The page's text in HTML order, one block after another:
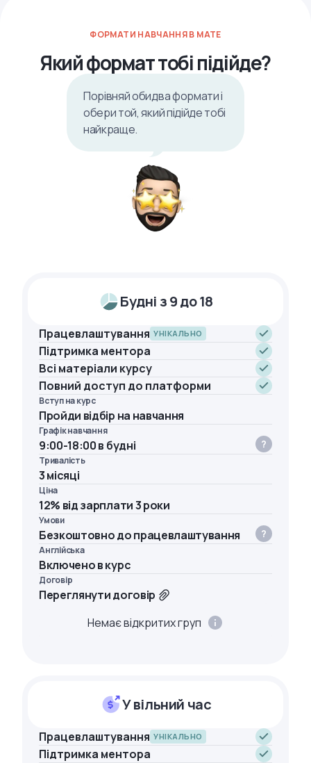
ФОРМАТИ НАВЧАННЯ В MATE
Який формат тобі підійде?
Порівняй обидва формати і
обери той, який підійде тобі
найкраще.
Будні з 9 до 18
Працевлаштування УНІКАЛЬНО
Підтримка ментора
Всі матеріали курсу
Повний доступ до платформи
Вступ на курс
Пройди відбір на навчання
Графік навчання
9:00-18:00 в будні
Тривалість
3 місяці
Ціна
12% від зарплати 3 роки
Умови
Безкоштовно до працевлаштування
Англійська
Включено в курс
Договір
Переглянути договір
Немає відкритих груп
У вільний час
Працевлаштування УНІКАЛЬНО
Підтримка ментора